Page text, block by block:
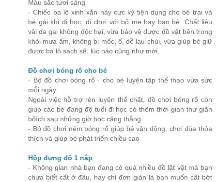
Màu sắc tươi sáng
- Chiếc ba lô xinh xắn này cực kỳ tiện dụng cho bé trai và
bé gái khi đi học, đi chơi với bố mẹ hay bạn bè. Chất liệu
vải da gai không độc hại, vừa bảo vệ được đồ vật bên trong
khỏi mưa ẩm, không bị mốc, ố, dễ lau chùi, vừa giúp bé giữ
được ba lô sạch sẽ, lúc nào cũng như mới.
Đồ chơi bóng rổ cho bé
- Bộ đồ chơi bóng rổ - cho bé luyện tập thể thao vừa sức
mỗi ngày
Ngoài việc hỗ trợ rèn luyện thể chất, đồ chơi bóng rổ còn
giúp các bé đang độ tuổi đi học có thêm thời gian thư giãn
bổích sau những giờ học căng thẳng.
- Bộ đồ chơi ném bóng rổ giúp bé vận động, chơi đùa thỏa
thích và giúp bé phát triển chiều cao
Hộp đựng đồ 1 nắp
- Không gian nhà bạn đang có quá nhiều đồ lặt vặt mà bạn
chưa biết cất ở đâu, hay chỉ đơn giản là bạn muốn cất bớt